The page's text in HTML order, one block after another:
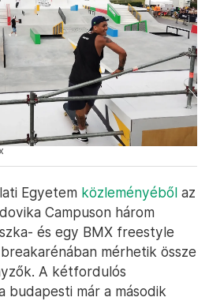
Egyetem közleményéből az
Campuson három
és egy BMX freestyle
mérhetik össze
A kétfordulós
budapesti már a második